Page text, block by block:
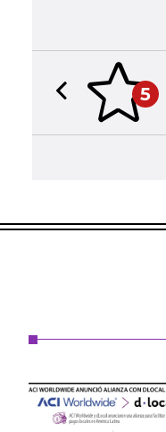
5
Previous slide